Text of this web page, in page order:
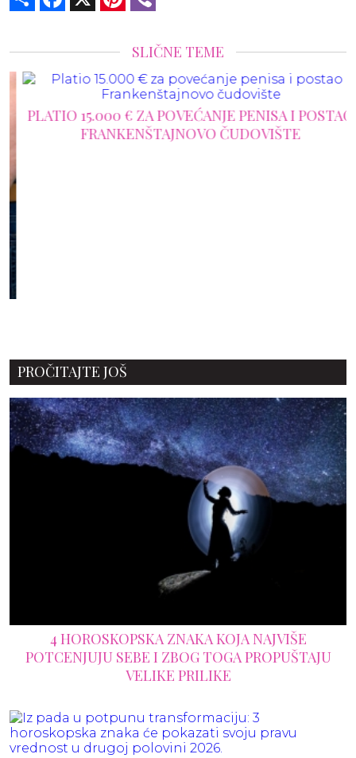
SLIČNE TEME
PLATIO 15.000 € ZA POVEĆANJE PENISA I POSTAO
FRANKENŠTAJNOVO ČUDOVIŠTE
PROČITAJTE JOŠ
4 HOROSKOPSKA ZNAKA KOJA NAJVIŠE
POTCENJUJU SEBE I ZBOG TOGA PROPUŠTAJU
VELIKE PRILIKE